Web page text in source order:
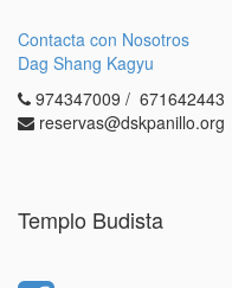
Contacta con Nosotros
Dag Shang Kagyu
974347009 / 671642443
reservas@dskpanillo.org
Templo Budista